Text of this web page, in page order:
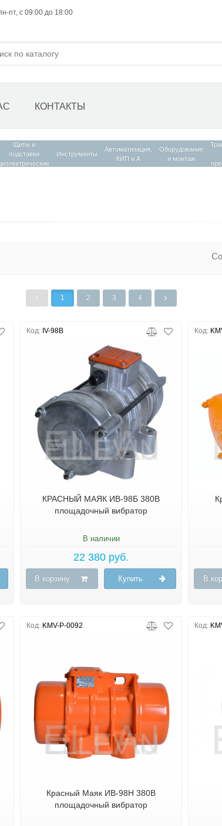
пт, с 09:00 до 18:00
КОНТАКТЫ
Щиты и
подставки
Инструменты
Автоматизация,
КИП и А
Оборудование
и монтаж
1 2 3 4
Код: IV-98B
КРАСНЫЙ МАЯК ИВ-98Б 380В
площадочный вибратор
В наличии
22 380 руб.
В корзину Купить
Код:
В
Код: KMV-P-0092
Красный Маяк ИВ-98Н 380В
площадочный вибратор
Код: